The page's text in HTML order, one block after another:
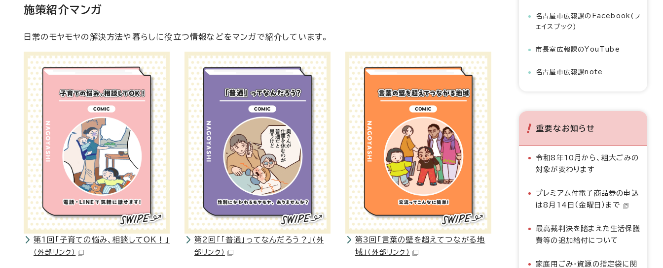
施策紹介マンガ
日常のモヤモヤの解決方法や暮らしに役立つ情報などをマンガで紹介しています。
第1回「子育ての悩み、相談してOK！」
（外部リンク）
第2回「「普通」ってなんだろう？」 （外
部リンク）
第3回「言葉の壁を超えてつながる地
域」 （外部リンク）
名古屋市広報課のFacebook(フ
ェイスブック)
市長室広報課のYouTube
名古屋市広報課note
重要なお知らせ
令和8年10月から、粗大ごみの
対象が変わります
プレミアム付電子商品券の申込
は8月14日（金曜日）まで
最高裁判決を踏まえた生活保護
費等の追加給付について
家庭用ごみ・資源の指定袋に関